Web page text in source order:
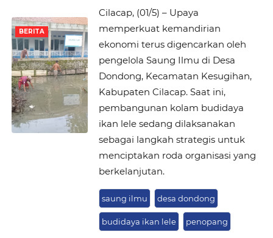
BERITA
Cilacap, (01/5) – Upaya
memperkuat kemandirian
ekonomi terus digencarkan oleh
pengelola Saung Ilmu di Desa
Dondong, Kecamatan Kesugihan,
Kabupaten Cilacap. Saat ini,
pembangunan kolam budidaya
ikan lele sedang dilaksanakan
sebagai langkah strategis untuk
menciptakan roda organisasi yang
berkelanjutan.
saung ilmu desa dondong
budidaya ikan lele penopang